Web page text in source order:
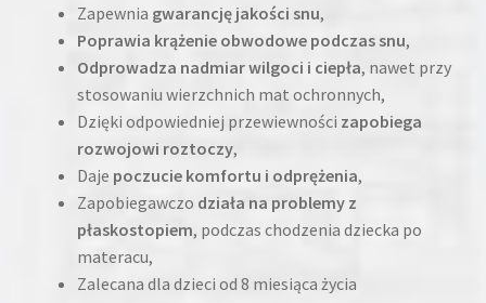
Zapewnia gwarancję jakości snu,
Poprawia krążenie obwodowe podczas snu,
Odprowadza nadmiar wilgoci i ciepła, nawet przy
stosowaniu wierzchnich mat ochronnych,
Dzięki odpowiedniej przewiewności zapobiega
rozwojowi roztoczy,
Daje poczucie komfortu i odprężenia,
Zapobiegawczo działa na problemy z
płaskostopiem, podczas chodzenia dziecka po
materacu,
Zalecana dla dzieci od 8 miesiąca życia